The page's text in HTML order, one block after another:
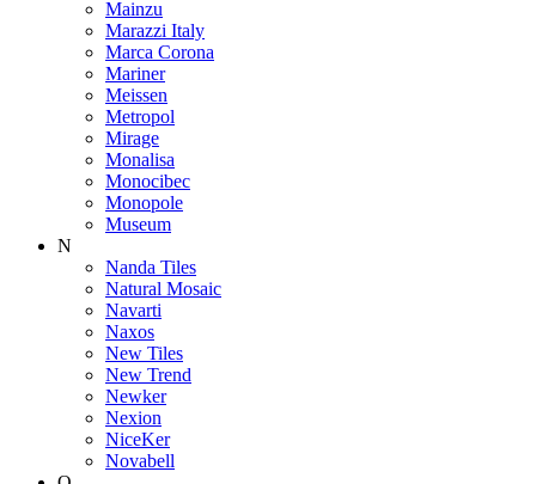
Mainzu
Marazzi Italy
Marca Corona
Mariner
Meissen
Metropol
Mirage
Monalisa
Monocibec
Monopole
Museum
N
Nanda Tiles
Natural Mosaic
Navarti
Naxos
New Tiles
New Trend
Newker
Nexion
NiceKer
Novabell